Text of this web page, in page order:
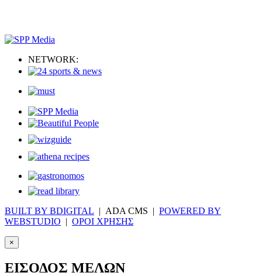
NETWORK:
BUILT BY BDIGITAL | ADA CMS | POWERED BY
WEBSTUDIO | ΟΡΟΙ ΧΡΗΣΗΣ
×
ΕΙΣΟΔΟΣ ΜΕΛΩΝ